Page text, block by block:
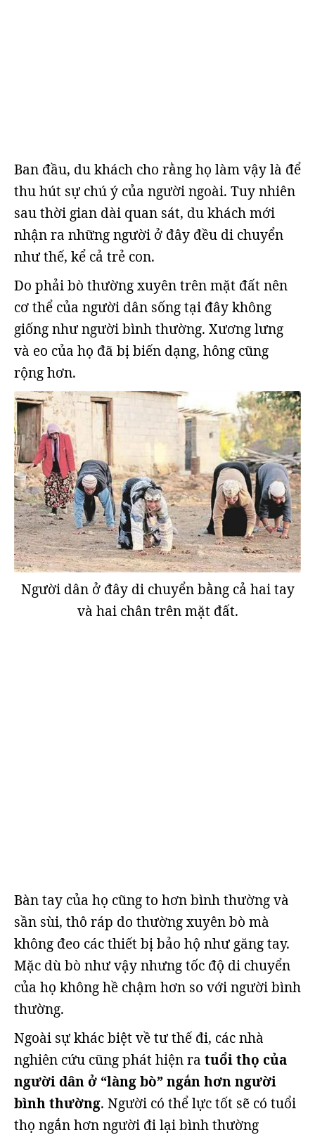
Ban đầu, du khách cho rằng họ làm vậy là để
thu hút sự chú ý của người ngoài. Tuy nhiên
sau thời gian dài quan sát, du khách mới
nhận ra những người ở đây đều di chuyển
như thế, kể cả trẻ con.
Do phải bò thường xuyên trên mặt đất nên
cơ thể của người dân sống tại đây không
giống như người bình thường. Xương lưng
và eo của họ đã bị biến dạng, hông cũng
rộng hơn.
Người dân ở đây di chuyển bằng cả hai tay
và hai chân trên mặt đất.
Bàn tay của họ cũng to hơn bình thường và
sần sùi, thô ráp do thường xuyên bò mà
không đeo các thiết bị bảo hộ như găng tay.
Mặc dù bò như vậy nhưng tốc độ di chuyển
của họ không hề chậm hơn so với người bình
thường.
Ngoài sự khác biệt về tư thế đi, các nhà
nghiên cứu cũng phát hiện ra tuổi thọ của
người dân ở “làng bò” ngắn hơn người
bình thường. Người có thể lực tốt sẽ có tuổi
thọ ngắn hơn người đi lại bình thường